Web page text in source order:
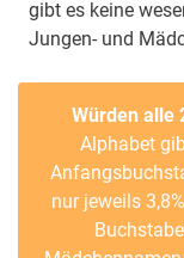
gibt es keine
Jungen- und
Würden alle
Alphabet
nur jeweils